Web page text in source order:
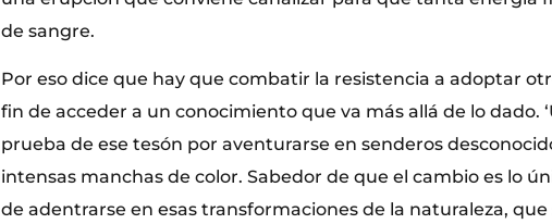
de sangre.
Por eso dice que hay que combatir la resistencia a adoptar
fin de acceder a un conocimiento que va más allá de lo dado.
prueba de ese tesón por aventurarse en senderos
intensas manchas de color. Sabedor de que el cambio es lo
de adentrarse en esas transformaciones de la naturaleza, que